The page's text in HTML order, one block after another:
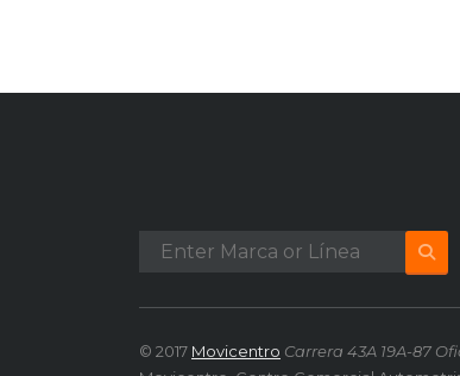
© 2017 Movicentro Carrera 43A 19A-87